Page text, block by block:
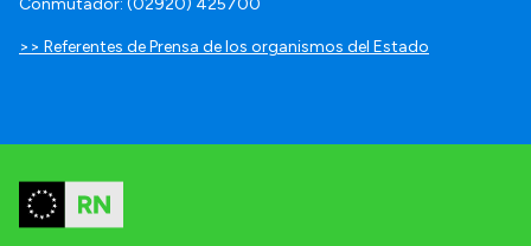
>> Referentes de Prensa de los organismos del Estado